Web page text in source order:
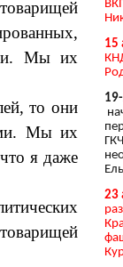
товарищей
Мы их
то они
Мы их
я даже
15
23